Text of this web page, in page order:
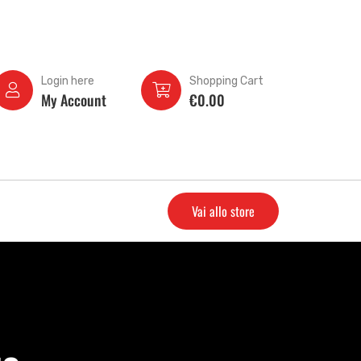
Login here
My Account
Shopping Cart
€0.00
Vai allo store